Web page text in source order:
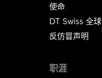
使命
DT Swiss 全球
反仿冒声明
职涯